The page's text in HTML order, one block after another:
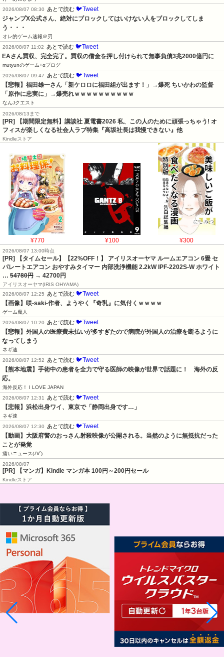
2026/08/07 08:30
あとで読む 🐦Tweet
ジャンプX公式さん、絶対にブロックしてはいけない人をブロックしてしま
う・・・
オレ的ゲーム速報＠刃
2026/08/07 11:02
あとで読む 🐦Tweet
EAさん買収、完全完了。買収の借金を押し付けられて無事負債3兆2000億円に
mutyunのゲーム+αブログ
2026/08/07 09:47
あとで読む 🐦Tweet
【悲報】福田雄一さん「新ケロロに福田組が出ます！」→爆死 ちいかわの監督
「原作に忠実に」→爆売れｗｗｗｗｗｗｗｗｗｗ
なんJクエスト
2026/08/13まで
[PR] 【期間限定無料】講談社 夏電書2026 私、この人のために頑張っちゃう! オ
フィスが楽しくなる社会人ラブ特集『高坂社長は我慢できない』他
Kindleストア
¥770 ¥100 ¥300
2026/08/07 13:00時点
[PR] 【タイムセール】【22%OFF！】 アイリスオーヤマ ルームエアコン 6畳 セ
パレートエアコン おやすみタイマー 内部洗浄機能 2.2kW IPF-2202S-W ホワイト
… 54780円 → 42700円
アイリスオーヤマ(IRIS OHYAMA)
2026/08/07 12:25
あとで読む 🐦Tweet
【画像】咲-saki-作者、ようやく『奇乳』に気付くｗｗｗｗ
ゲーム魔人
2026/08/07 10:20
あとで読む 🐦Tweet
【悲報】外国人の医療費未払いが多すぎたので病院が外国人の治療を断るように
なってしまう
ネギ速
2026/08/07 12:52
あとで読む 🐦Tweet
【熊本地震】手術中の患者を全力で守る医師の映像が世界で話題に！　海外の反
応。
海外反応！ I LOVE JAPAN
2026/08/07 12:31
あとで読む 🐦Tweet
【悲報】浜松出身ワイ、東京で「静岡出身です…」
ネギ速
2026/08/07 12:30
あとで読む 🐦Tweet
【動画】大阪府警のおっさん射殺映像が公開される。当然のように無抵抗だった
ことが発覚
痛いニュース(ﾉ∀`)
2026/08/07
[PR] 【マンガ】Kindle マンガ本 100円～200円セール
Kindleストア